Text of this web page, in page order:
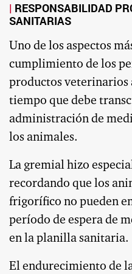
RESPONSABILIDAD
SANITARIAS
Uno de los aspectos
cumplimiento de los
productos veterinarios
tiempo que debe
administración de
los animales.
La gremial hizo
recordando que los
frigorífico no pueden
período de espera de
en la planilla sanitaria.
El endurecimiento de